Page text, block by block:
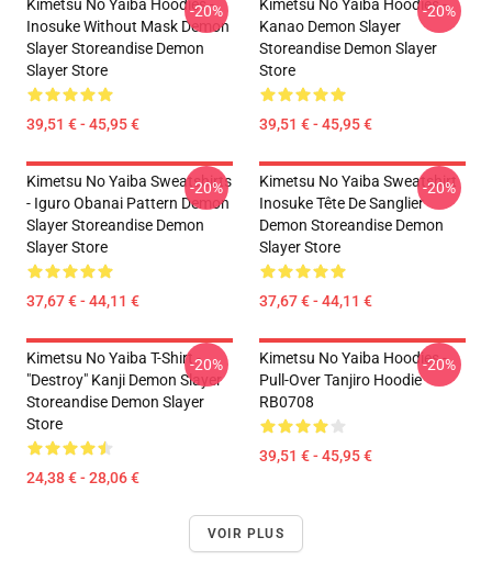
Kimetsu No Yaiba Hoodies -
Inosuke Without Mask Demon
Slayer Storeandise Demon
Slayer Store
39,51 € - 45,95 €
-20%
Kimetsu No Yaiba Hoodies -
Kanao Demon Slayer
Storeandise Demon Slayer
Store
39,51 € - 45,95 €
-20%
Kimetsu No Yaiba Sweatshirts
- Iguro Obanai Pattern Demon
Slayer Storeandise Demon
Slayer Store
37,67 € - 44,11 €
-20%
Kimetsu No Yaiba Sweatshirt
Inosuke Tête De Sanglier
Demon Storeandise Demon
Slayer Store
37,67 € - 44,11 €
-20%
Kimetsu No Yaiba T-Shirt -
"Destroy" Kanji Demon Slayer
Storeandise Demon Slayer
Store
24,38 € - 28,06 €
-20%
Kimetsu No Yaiba Hoodies -
Pull-Over Tanjiro Hoodie
RB0708
39,51 € - 45,95 €
-20%
VOIR PLUS